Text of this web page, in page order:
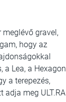
meglévő gravel,
hogy az
a Lea, a Hexagon
a terepezés,
meg ULT.RA